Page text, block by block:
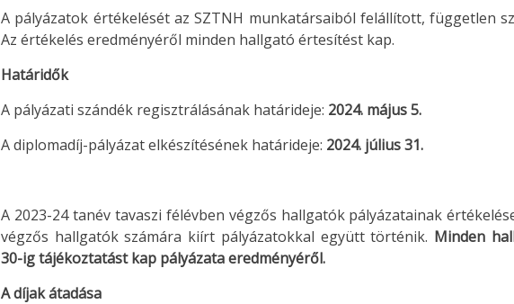
A pályázatok értékelését az SZTNH munkatársaiból felállított, független
Az értékelés eredményéről minden hallgató értesítést kap.
Határidők
A pályázati szándék regisztrálásának határideje: 2024. május 5.
A diplomadíj-pályázat elkészítésének határideje: 2024. július 31.
A 2023-24 tanév tavaszi félévben végzős hallgatók pályázatainak
végzős hallgatók számára kiírt pályázatokkal együtt történik. Minden
30-ig tájékoztatást kap pályázata eredményéről.
A díjak átadása